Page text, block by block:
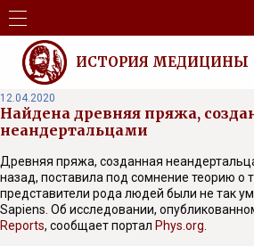
ИСТОРИЯ МЕДИЦИНЫ
12.04.2020
Найдена древняя пряжа,
неандертальцами
Древняя пряжа, созданная
назад, поставила под сомнение теорию о
представители рода людей были не так
Sapiens. Об исследовании,
Reports, сообщает портал Phys.org